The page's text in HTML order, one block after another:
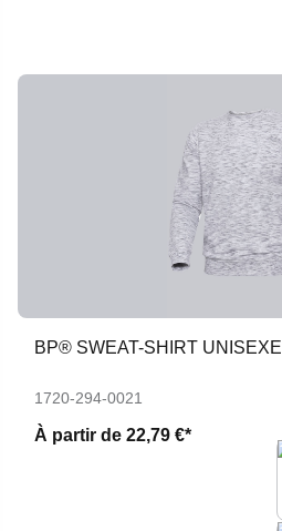
BP® SWEAT-SHIRT UNISEXE
1720-294-0021
À partir de 22,79 €*